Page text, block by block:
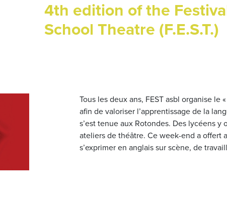
4th edition of the
School Theatre (F.E.S.T.)
Tous les deux ans, FEST asbl organise
afin de valoriser l’apprentissage de la
s’est tenue aux Rotondes. Des lycéens
ateliers de théâtre. Ce week-end a offert
s’exprimer en anglais sur scène, de